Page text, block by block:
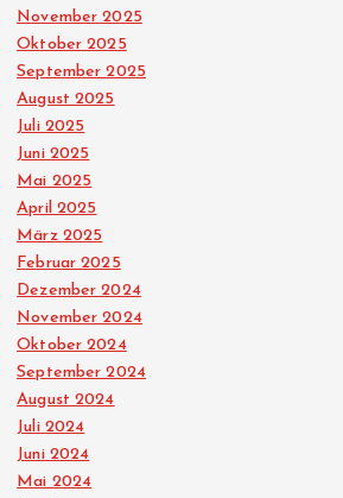
November 2025
Oktober 2025
September 2025
August 2025
Juli 2025
Juni 2025
Mai 2025
April 2025
März 2025
Februar 2025
Dezember 2024
November 2024
Oktober 2024
September 2024
August 2024
Juli 2024
Juni 2024
Mai 2024